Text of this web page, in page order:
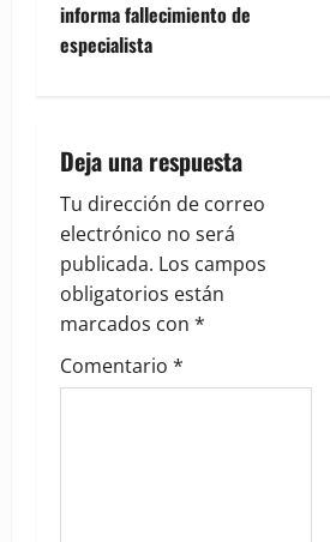
n
v
i
g
a
t
i
informa fallecimiento de
especialista
Deja una respuesta
Tu dirección de correo
electrónico no será
publicada. Los campos
obligatorios están
marcados con *
Comentario *